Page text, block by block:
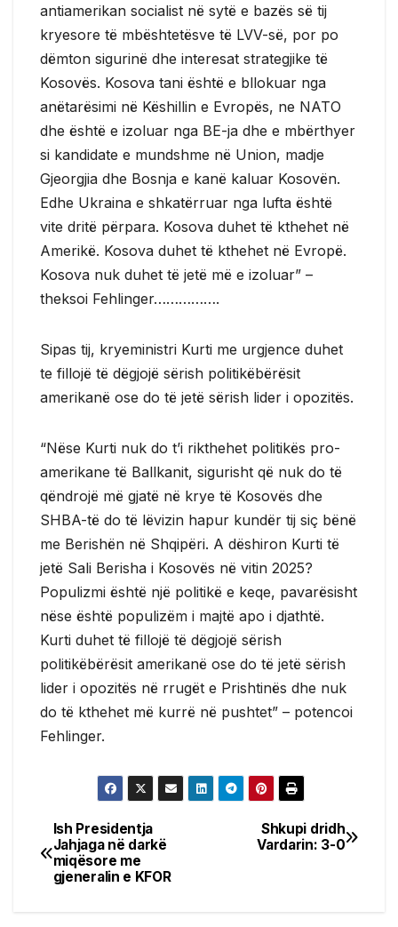
antiamerikan socialist në sytë e bazës së tij
kryesore të mbështetësve të LVV-së, por po
dëmton sigurinë dhe interesat strategjike të
Kosovës. Kosova tani është e bllokuar nga
anëtarësimi në Këshillin e Evropës, ne NATO
dhe është e izoluar nga BE-ja dhe e mbërthyer
si kandidate e mundshme në Union, madje
Gjeorgjia dhe Bosnja e kanë kaluar Kosovën.
Edhe Ukraina e shkatërruar nga lufta është
vite dritë përpara. Kosova duhet të kthehet në
Amerikë. Kosova duhet të kthehet në Evropë.
Kosova nuk duhet të jetë më e izoluar” –
theksoi Fehlinger…………….
Sipas tij, kryeministri Kurti me urgjence duhet
te fillojë të dëgjojë sërish politikëbërësit
amerikanë ose do të jetë sërish lider i opozitës.
“Nëse Kurti nuk do t’i rikthehet politikës pro-
amerikane të Ballkanit, sigurisht që nuk do të
qëndrojë më gjatë në krye të Kosovës dhe
SHBA-të do të lëvizin hapur kundër tij siç bënë
me Berishën në Shqipëri. A dëshiron Kurti të
jetë Sali Berisha i Kosovës në vitin 2025?
Populizmi është një politikë e keqe, pavarësisht
nëse është populizëm i majtë apo i djathtë.
Kurti duhet të fillojë të dëgjojë sërish
politikëbërësit amerikanë ose do të jetë sërish
lider i opozitës në rrugët e Prishtinës dhe nuk
do të kthehet më kurrë në pushtet” – potencoi
Fehlinger.
Post
navigation
Shkupi dridh
Vardarin: 3-0
Ish Presidentja
Jahjaga në darkë
miqësore me
gjeneralin e KFOR